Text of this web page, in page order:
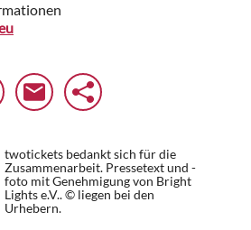
twotickets bedankt sich für die
Zusammenarbeit. Pressetext und -
foto mit Genehmigung von Bright
Lights e.V.. © liegen bei den
Urhebern.